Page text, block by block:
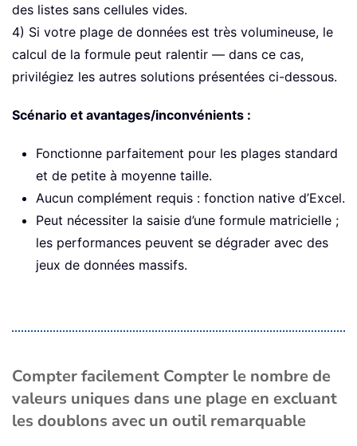
des listes sans cellules vides.
4) Si votre plage de données est très volumineuse, le
calcul de la formule peut ralentir — dans ce cas,
privilégiez les autres solutions présentées ci-dessous.
Scénario et avantages/inconvénients :
Fonctionne parfaitement pour les plages standard
et de petite à moyenne taille.
Aucun complément requis : fonction native d’Excel.
Peut nécessiter la saisie d’une formule matricielle ;
les performances peuvent se dégrader avec des
jeux de données massifs.
Compter facilement Compter le nombre de
valeurs uniques dans une plage en excluant
les doublons avec un outil remarquable